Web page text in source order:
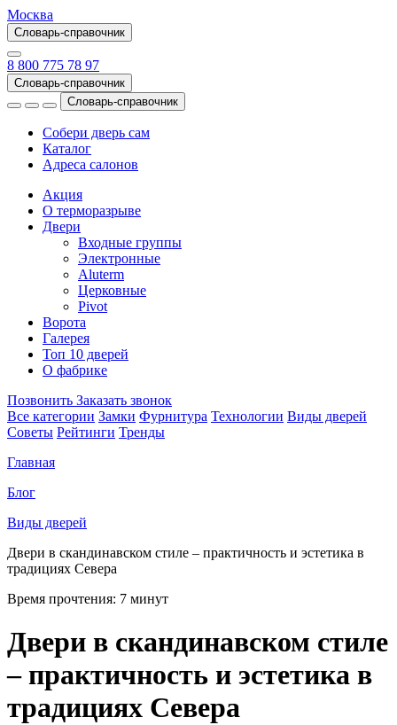
Москва
Словарь-справочник
8 800 775 78 97
Словарь-справочник
Словарь-справочник
Собери дверь сам
Каталог
Адреса салонов
Акция
О терморазрыве
Двери
Входные группы
Электронные
Aluterm
Церковные
Pivot
Ворота
Галерея
Топ 10 дверей
О фабрике
Позвонить Заказать звонок
Все категории Замки Фурнитура Технологии Виды дверей
Советы Рейтинги Тренды
Главная
Блог
Виды дверей
Двери в скандинавском стиле – практичность и эстетика в
традициях Севера
Время прочтения: 7 минут
Двери в скандинавском стиле
– практичность и эстетика в
традициях Севера